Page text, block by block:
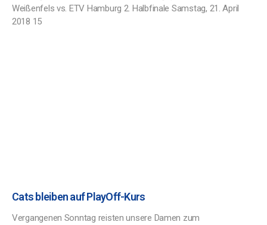
Weißenfels vs. ETV Hamburg 2. Halbfinale Samstag, 21. April
2018 15
Cats bleiben auf PlayOff-Kurs
Vergangenen Sonntag reisten unsere Damen zum